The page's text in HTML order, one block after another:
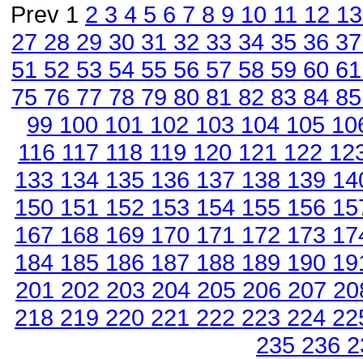
Prev 1 2 3 4 5 6 7 8 9 10 11 12
27 28 29 30 31 32 33 34 35 36
51 52 53 54 55 56 57 58 59 60
75 76 77 78 79 80 81 82 83 84
99 100 101 102 103 104 105
116 117 118 119 120 121 122
133 134 135 136 137 138 139
150 151 152 153 154 155 156
167 168 169 170 171 172 173
184 185 186 187 188 189 190
201 202 203 204 205 206 207
218 219 220 221 222 223 224
235 236